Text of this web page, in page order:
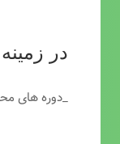
در
_دوره های